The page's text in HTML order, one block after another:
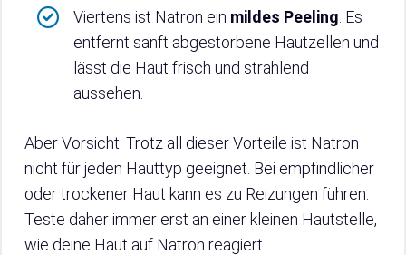
Viertens ist Natron ein mildes Peeling . Es
entfernt sanft abgestorbene Hautzellen und
lässt die Haut frisch und strahlend
aussehen.
Aber Vorsicht: Trotz all dieser Vorteile ist Natron
nicht für jeden Hauttyp geeignet. Bei empfindlicher
oder trockener Haut kann es zu Reizungen führen.
Teste daher immer erst an einer kleinen Hautstelle,
wie deine Haut auf Natron reagiert.